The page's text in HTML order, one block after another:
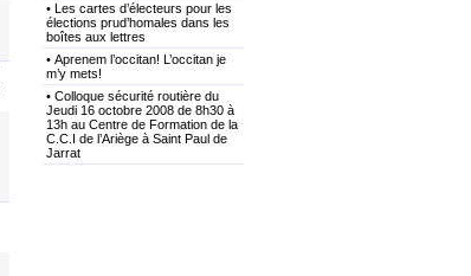
• Les cartes d’électeurs pour les
élections prud’homales dans les
boîtes aux lettres
• Aprenem l’occitan! L’occitan je
m’y mets!
• Colloque sécurité routière du
Jeudi 16 octobre 2008 de 8h30 à
13h au Centre de Formation de la
C.C.I de l’Ariège à Saint Paul de
Jarrat